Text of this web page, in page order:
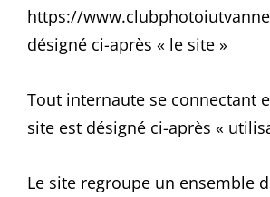
https://
désigné ci-après « le site »
Tout internaute se connectant
site est désigné ci-après «
Le site regroupe un ensemble